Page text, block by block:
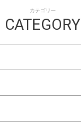
カテゴリー
CATEGORY